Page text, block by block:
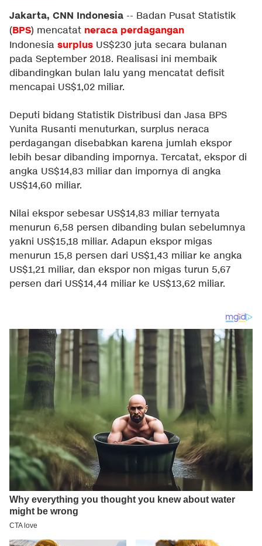
Jakarta, CNN Indonesia -- Badan Pusat Statistik
(BPS) mencatat neraca perdagangan
Indonesia surplus US$230 juta secara bulanan
pada September 2018. Realisasi ini membaik
dibandingkan bulan lalu yang mencatat defisit
mencapai US$1,02 miliar.
Deputi bidang Statistik Distribusi dan Jasa BPS
Yunita Rusanti menuturkan, surplus neraca
perdagangan disebabkan karena jumlah ekspor
lebih besar dibanding impornya. Tercatat, ekspor di
angka US$14,83 miliar dan impornya di angka
US$14,60 miliar.
Nilai ekspor sebesar US$14,83 miliar ternyata
menurun 6,58 persen dibanding bulan sebelumnya
yakni US$15,18 miliar. Adapun ekspor migas
menurun 15,8 persen dari US$1,43 miliar ke angka
US$1,21 miliar, dan ekspor non migas turun 5,67
persen dari US$14,44 miliar ke US$13,62 miliar.